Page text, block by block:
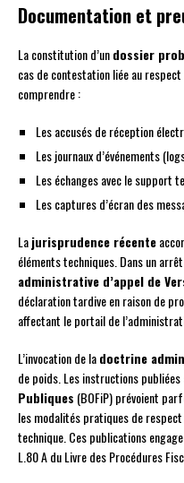
Documentation et
La constitution d’undossier
cas de contestation liée au
comprendre :
Les accusés de réception
Les journaux d’événements
Les échanges avec le support
Les captures d’écran des
Lajurisprudence récente
éléments techniques. Dans un
administrative d’appel de
déclaration tardive en raison de
affectant le portail de
L’invocation de ladoctrine
de poids. Les instructions publiées
Publiques (BOFiP) prévoient
les modalités pratiques de
technique. Ces publications
L.80 A du Livre des Procédures